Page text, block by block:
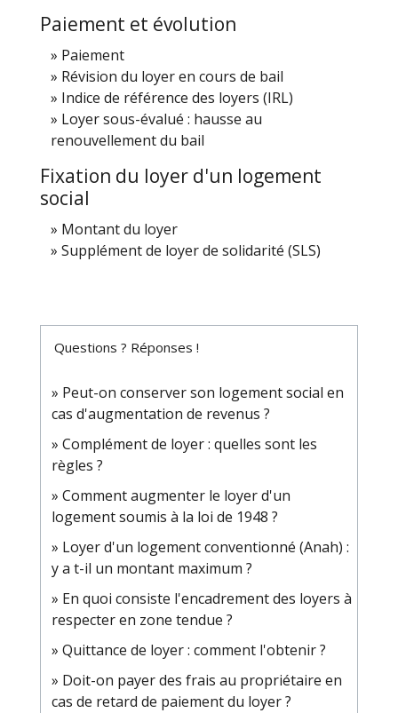
Paiement et évolution
Paiement
Révision du loyer en cours de bail
Indice de référence des loyers (IRL)
Loyer sous-évalué : hausse au
renouvellement du bail
Fixation du loyer d'un logement
social
Montant du loyer
Supplément de loyer de solidarité (SLS)
Questions ? Réponses !
Peut-on conserver son logement social en
cas d'augmentation de revenus ?
Complément de loyer : quelles sont les
règles ?
Comment augmenter le loyer d'un
logement soumis à la loi de 1948 ?
Loyer d'un logement conventionné (Anah) :
y a t-il un montant maximum ?
En quoi consiste l'encadrement des loyers à
respecter en zone tendue ?
Quittance de loyer : comment l'obtenir ?
Doit-on payer des frais au propriétaire en
cas de retard de paiement du loyer ?